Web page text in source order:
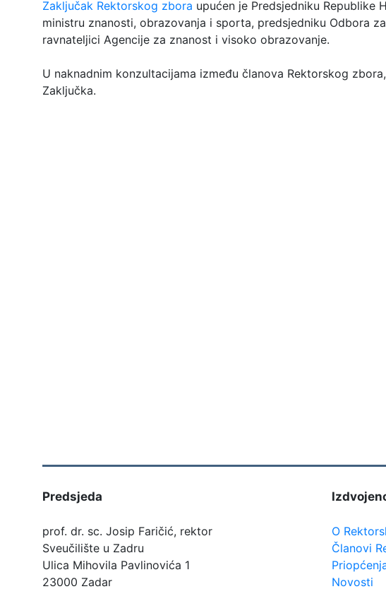
Zaključak Rektorskog zbora upućen je Predsjedniku Republike
ministru znanosti, obrazovanja i sporta, predsjedniku Odbora
ravnateljici Agencije za znanost i visoko obrazovanje.
U naknadnim konzultacijama između članova Rektorskog
Zaključka.
Predsjeda
prof. dr. sc. Josip Faričić, rektor
Sveučilište u Zadru
Ulica Mihovila Pavlinovića 1
23000 Zadar
O
Članovi
Novosti